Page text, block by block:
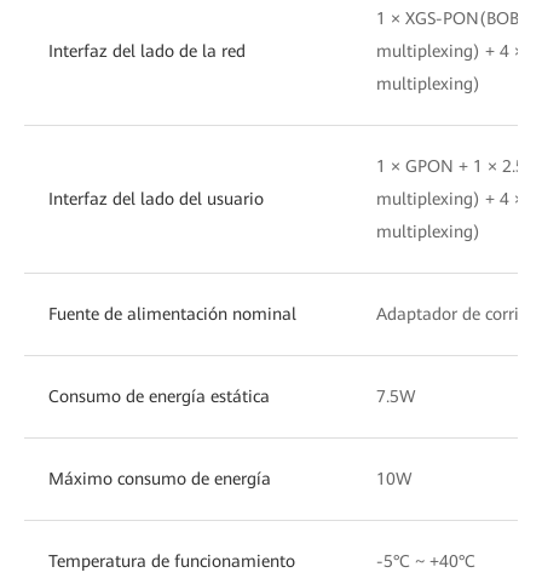
Interfaz del lado de la red
1 × XGS-PON(BOB)
multiplexing) + 4 ×
multiplexing)
Interfaz del lado del usuario
1 × GPON + 1 ×
multiplexing) + 4 ×
multiplexing)
Fuente de alimentación nominal Adaptador de
Consumo de energía estática 7.5W
Máximo consumo de energía 10W
Temperatura de funcionamiento -5°C ~ +40°C